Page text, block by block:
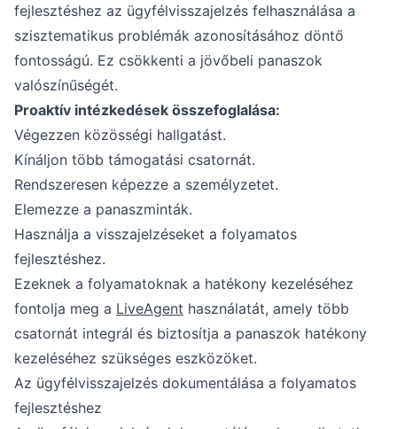
fejlesztéshez az ügyfélvisszajelzés felhasználása a
szisztematikus problémák azonosításához döntő
fontosságú. Ez csökkenti a jövőbeli panaszok
valószínűségét.
Proaktív intézkedések összefoglalása:
Végezzen közösségi hallgatást.
Kínáljon több támogatási csatornát.
Rendszeresen képezze a személyzetet.
Elemezze a panaszminták.
Használja a visszajelzéseket a folyamatos
fejlesztéshez.
Ezeknek a folyamatoknak a hatékony kezeléséhez
fontolja meg a LiveAgent használatát, amely több
csatornát integrál és biztosítja a panaszok hatékony
kezeléséhez szükséges eszközöket.
Az ügyfélvisszajelzés dokumentálása a folyamatos
fejlesztéshez